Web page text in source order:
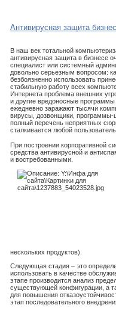
Антивирусная защита
В наш век тотальной
антивирусная защита в бизнесе
специалист или системный
довольно серьезным вопросом:
безбоязненно использовать
стабильную работу всех
Интернета проблема внешних
и другие вредоносные
ежедневно заражают тысячи
вирусы, дозвонщики,
полный перечень неприятных
сталкивается любой
При построении корпоративной
средства антивирусной и
и востребованными.
нескольких продуктов).
Следующая стадия – это
использовать в качестве
этапе производится анализ
существующей конфигурации, а
для повышения
этап последовательного